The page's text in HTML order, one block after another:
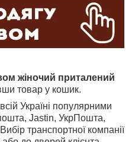
жіночий приталений
товар у кошик.
Україні популярними
Jastin, УкрПошта,
транспортної компанії